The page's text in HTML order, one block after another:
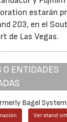
estarán
203, en el
de Las Vegas.
O ENTIDADES
Bagel
Ver stand